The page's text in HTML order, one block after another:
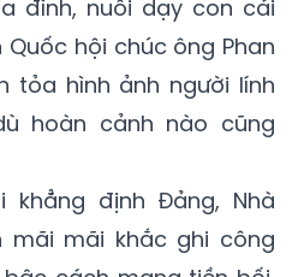
tỏa hình ảnh người lính
hoàn cảnh nào cũng
khẳng định Đảng, Nhà
mãi khắc ghi công
cách mạng tiền bối,
các thương binh đã hy